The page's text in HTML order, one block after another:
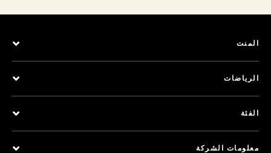
المنت
الرياضات
الفئة
معلومات الشركة